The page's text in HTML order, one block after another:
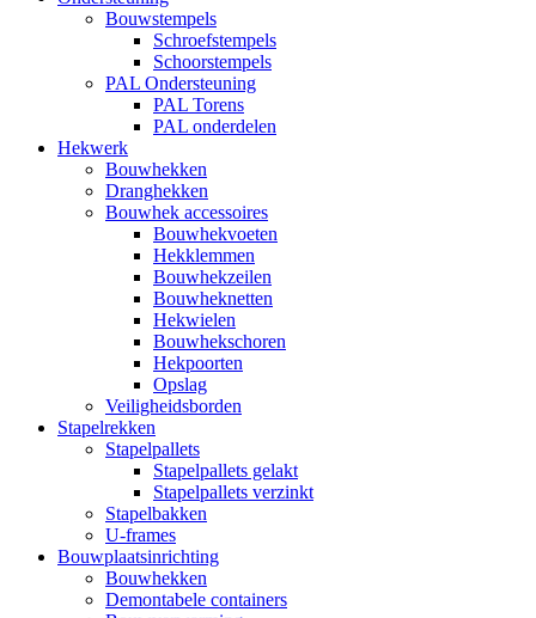
Bouwstempels
Schroefstempels
Schoorstempels
PAL Ondersteuning
PAL Torens
PAL onderdelen
Hekwerk
Bouwhekken
Dranghekken
Bouwhek accessoires
Bouwhekvoeten
Hekklemmen
Bouwhekzeilen
Bouwheknetten
Hekwielen
Bouwhekschoren
Hekpoorten
Opslag
Veiligheidsborden
Stapelrekken
Stapelpallets
Stapelpallets gelakt
Stapelpallets verzinkt
Stapelbakken
U-frames
Bouwplaatsinrichting
Bouwhekken
Demontabele containers